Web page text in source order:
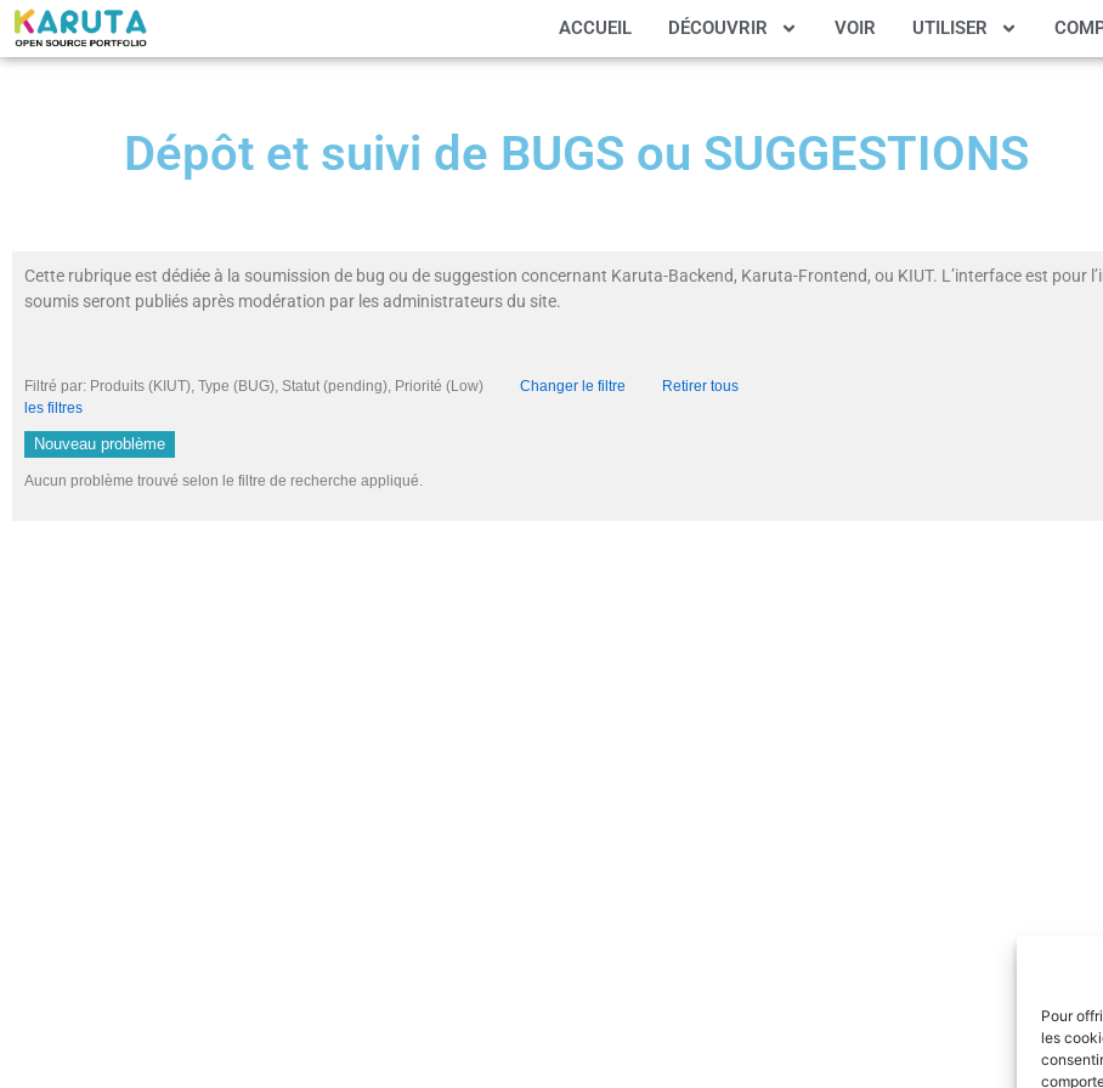
Pour
les
ACCUEIL DÉCOUVRIR VOIR UTILISER
Dépôt et suivi de BUGS ou SUGGESTIONS
Cette rubrique est dédiée à la soumission de bug ou de suggestion concernant Karuta-Backend, Karuta-Frontend, ou KIUT. L’interface est pour
soumis seront publiés après modération par les administrateurs du site.
Filtré par: Produits (KIUT), Type (BUG), Statut (pending), Priorité (Low) Changer le filtre
Retirer tous
les filtres
Nouveau problème
Aucun problème trouvé selon le filtre de recherche appliqué.